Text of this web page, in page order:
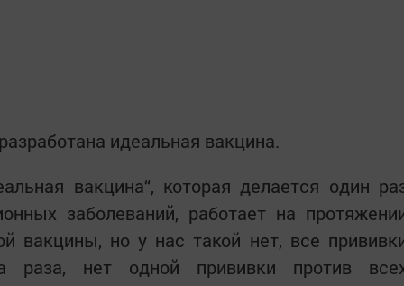
идеальная вакцина.
вакцина“, которая делается один
заболеваний, работает на
вакцины, но у нас такой нет, все
нет одной прививки против